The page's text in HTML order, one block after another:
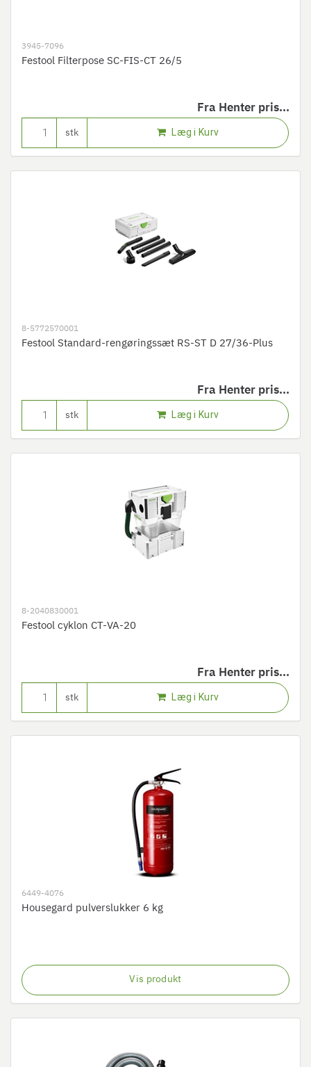
3945-7096
Festool Filterpose SC-FIS-CT 26/5
Fra Henter pris...
stk Læg i Kurv
8-5772570001
Festool Standard-rengøringssæt RS-ST D 27/36-Plus
Fra Henter pris...
stk Læg i Kurv
8-2040830001
Festool cyklon CT-VA-20
Fra Henter pris...
stk Læg i Kurv
6449-4076
Housegard pulverslukker 6 kg
Vis produkt